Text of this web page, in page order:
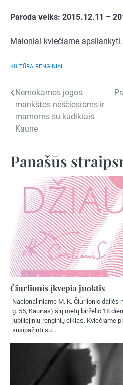
Paroda veiks: 2015.12.11 –
Maloniai kviečiame apsilankyti.
KULTŪRA RENGINIAI
Navigacija
tarp
įrašų
Nemokamos jogos
mankštos nėščiosioms ir
mamoms su kūdikiais
Kaune
Panašūs
Čiurlionis įkvepia juoktis
Nacionaliniame M. K. Čiurlionio dailės
g. 55, Kaunas) šių metų birželio 18
jubiliejinių renginių ciklas. Kviečiame
susipažinti su…